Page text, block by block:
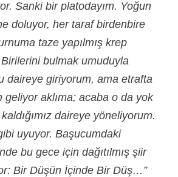
Sanki bir platodayım. Yoğun
doluyor, her taraf birdenbire
taze yapılmış krep
bulmak umuduyla
daireye giriyorum, ama etrafta
geliyor aklıma; acaba o da yok
daireye yöneliyorum.
uyuyor. Başucumdaki
bu gece için dağıtılmış şiir
Bir Düşün İçinde Bir Düş…”